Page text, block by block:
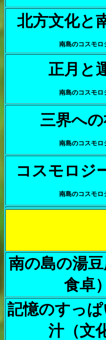
北方文化と
南島のコスモロ
正月と
南島のコスモロ
三界へ
南島のコスモロ
コスモロジ
南島のコスモロ
南の島の湯
食卓）
記憶のすっ
汁（文